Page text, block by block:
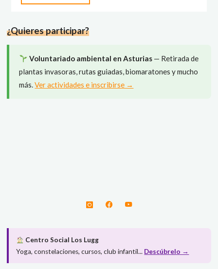
Las
(Les
2015"
¿Quieres participar?
Voluntariado ambiental en Asturias— Retirada de
plantas invasoras, rutas guiadas, biomaratones y mucho
más.Ver actividades e inscribirse →
Centro Social Los Lugg
Yoga, constelaciones, cursos, club infantil... Descúbrelo →